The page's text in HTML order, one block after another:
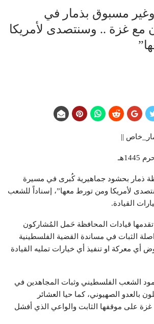
مسبوق بذمار في
مع غزة .. وسنتصدى لأمريكا
||
ذمار بحشود جماهيرية كُبرى في مسيرة
لأمريكا ومن تورط معها”، إسناداً للشعب
القيادة.
تقدمها قيادات المحافظة حَمل المُشاركون
الثبات في مساندة القضية الفلسطينية
أي معركة او تنفيذ أي خيارات تمليه القيادة
الشعب الفلسطيني وثبات المجاهدين في
بالعدو الصهيوني، كما حيا العشائر
على موقفها الثابت والواعي الذي أفشل